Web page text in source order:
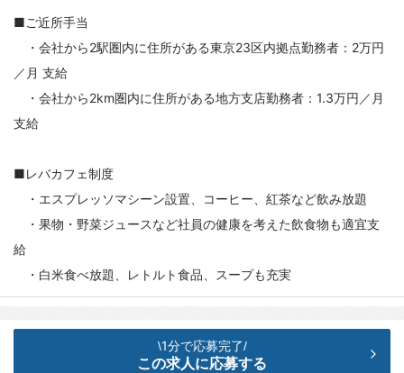
■ご近所手当
・会社から2駅圏内に住所がある東京23区内拠点勤務者：2万円
／月 支給
・会社から2km圏内に住所がある地方支店勤務者：1.3万円／月
支給
■レバカフェ制度
・エスプレッソマシーン設置、コーヒー、紅茶など飲み放題
・果物・野菜ジュースなど社員の健康を考えた飲食物も適宜支
給
・白米食べ放題、レトルト食品、スープも充実
\1分で応募完了/
この求人に応募する